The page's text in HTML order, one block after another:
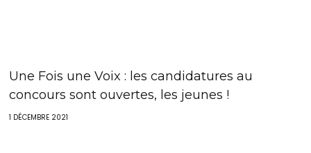
Une Fois une Voix : les candidatures au
concours sont ouvertes, les jeunes !
1 DÉCEMBRE 2021